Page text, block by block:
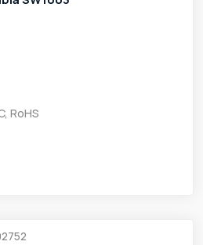
RoHS